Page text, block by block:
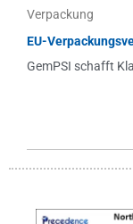
Verpackung
EU-
GemPSI schafft